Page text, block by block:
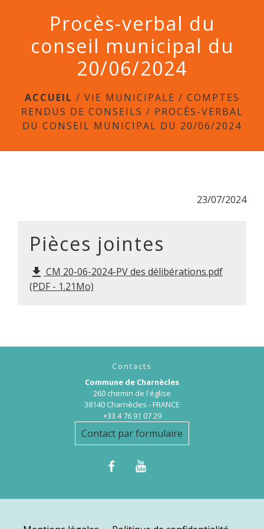
Procès-verbal du
conseil municipal du
20/06/2024
ACCUEIL / VIE MUNICIPALE / COMPTES
RENDUS DE CONSEILS / PROCÈS-VERBAL
DU CONSEIL MUNICIPAL DU 20/06/2024
23/07/2024
Pièces jointes
file_download CM 20-06-2024-PV des délibérations.pdf
(PDF - 1.21Mo)
Contacts
Commune de Charnècles
260 chemin de l'église
38140 Charnècles - FRANCE
+33 4 76 91 07 29
Contact par formulaire